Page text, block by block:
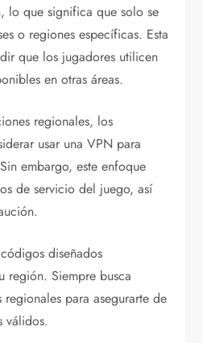
lo que significa que solo se
o regiones específicas. Esta
que los jugadores utilicen
en otras áreas.
regionales, los
usar una VPN para
embargo, este enfoque
de servicio del juego, así
diseñados
región. Siempre busca
para asegurarte de
válidos.